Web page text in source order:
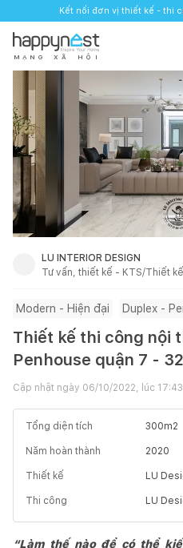
Kết nối đơn vị thiết kế - thi
M Ạ N G X Ã H Ộ I
LU INTERIOR DESIGN
Tư vấn, thiết kế - KTS/Thiết kế
Modern - Hiện đại Duplex -
Thiết kế thi công nội
Penhouse quận 7 -
Cập nhật ngày 06/10/2022, lúc 17:43
Tổng diện tích 300m2
Năm hoàn thành 2020
Thiết kế LU
Thi công LU
“Làm thế nào để có thể